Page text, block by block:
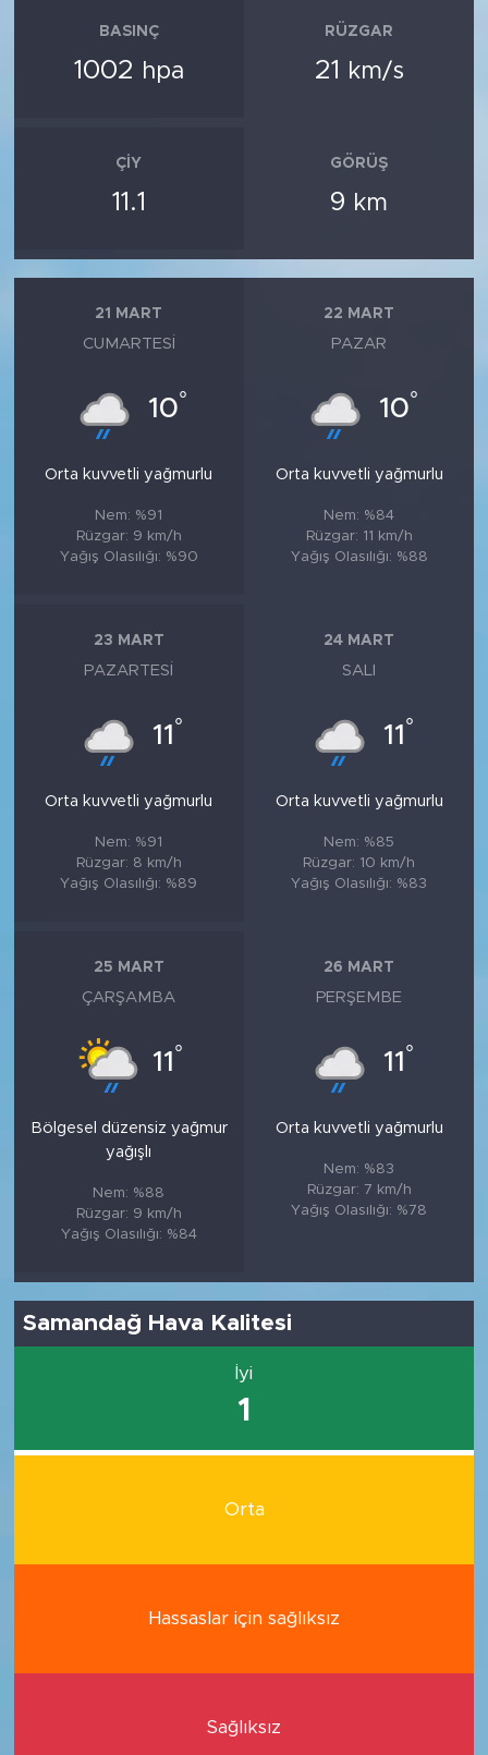
BASINÇ
1002 hpa
RÜZGAR
21 km/s
ÇIY
11.1
GÖRÜŞ
9 km
21 MART
CUMARTESI
10°
Orta kuvvetli yağmurlu
Nem: %91
Rüzgar: 9 km/h
Yağış Olasılığı: %90
22 MART
PAZAR
10°
Orta kuvvetli yağmurlu
Nem: %84
Rüzgar: 11 km/h
Yağış Olasılığı: %88
23 MART
PAZARTESI
11 °
Orta kuvvetli yağmurlu
Nem: %91
Rüzgar: 8 km/h
Yağış Olasılığı: %89
24 MART
SALI
11 °
Orta kuvvetli yağmurlu
Nem: %85
Rüzgar: 10 km/h
Yağış Olasılığı: %83
25 MART
ÇARŞAMBA
11 °
Bölgesel düzensiz yağmur
yağışlı
Nem: %88
Rüzgar: 9 km/h
Yağış Olasılığı: %84
26 MART
PERŞEMBE
11 °
Orta kuvvetli yağmurlu
Nem: %83
Rüzgar: 7 km/h
Yağış Olasılığı: %78
Samandağ Hava Kalitesi
İyi
1
Orta
Hassaslar için sağlıksız
Sağlıksız